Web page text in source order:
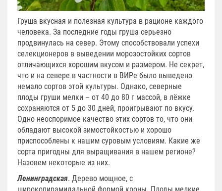
Груша вкусная и полезная культура в рационе каждого
человека. За последние годы груша серьезно
продвинулась на север. Этому способствовали успехи
селекционеров в выведении морозостойких сортов
отличающихся хорошим вкусом и размером. Не секрет,
что и на севере в частности в ВИРе было выведено
немало сортов этой культуры. Однако, северные
плоды груши мелки – от 40 до 80 г массой, в лёжке
сохраняются от 5 до 30 дней, проигрывают по вкусу.
Одно неоспоримое качество этих сортов то, что они
обладают высокой зимостойкостью и хорошо
приспособлены к нашим суровым условиям. Какие же
сорта пригодны для выращивания в нашем регионе?
Назовем некоторые из них.
Ленинградская. Дерево мощное, с